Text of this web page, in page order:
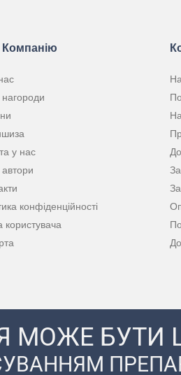
Компанію
у нас
конфіденційності
користувача
МОЖЕ БУТИ